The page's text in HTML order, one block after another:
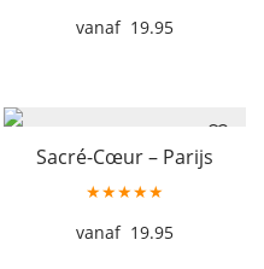
19.95
Sacré-Cœur – Parijs
★★★★★
19.95